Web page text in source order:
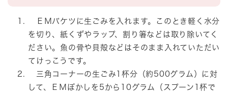
ＥＭバケツに生ごみを入れます。このとき軽く水分
を切り、紙くずやラップ、割り箸などは取り除いてく
ださい。魚の骨や貝殻などはそのまま入れていただい
てけっこうです。
三角コーナーの生ごみ1杯分（約500グラム）に対
して、ＥＭぼかしを5から10グラム（スプーン1杯で